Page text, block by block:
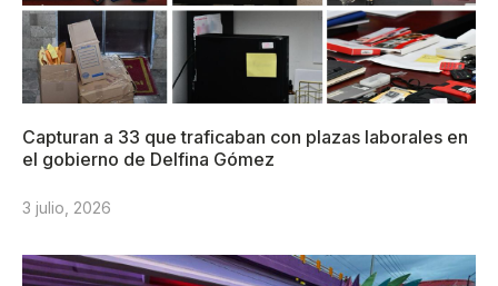
Capturan a 33 que traficaban con plazas laborales en
el gobierno de Delfina Gómez
3 julio, 2026